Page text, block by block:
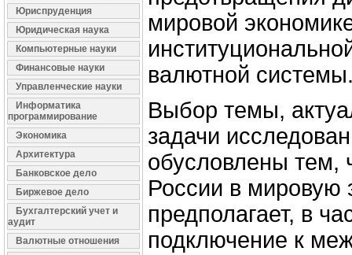
Юриспруденция
Юридическая наука
Компьютерные науки
Финансовые науки
Управленческие науки
Информатика
программирование
Экономика
Архитектура
Банковское дело
Биржевое дело
Бухгалтерский учет и
аудит
Валютные отношения
мировой
валютной
Выбор темы,
задачи
обусловлены тем,
России в мировую
предполагает, в
подключение к